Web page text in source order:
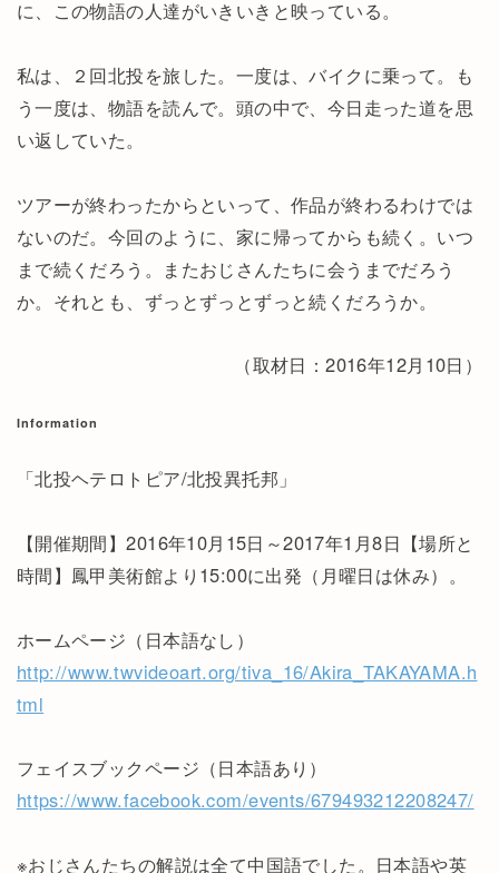
に、この物語の人達がいきいきと映っている。
私は、２回北投を旅した。一度は、バイクに乗って。も
う一度は、物語を読んで。頭の中で、今日走った道を思
い返していた。
ツアーが終わったからといって、作品が終わるわけでは
ないのだ。今回のように、家に帰ってからも続く。いつ
まで続くだろう。またおじさんたちに会うまでだろう
か。それとも、ずっとずっとずっと続くだろうか。
（取材日：2016年12月10日）
Information
「北投ヘテロトピア/北投異托邦」
【開催期間】2016年10月15日～2017年1月8日【場所と
時間】鳳甲美術館より15:00に出発（月曜日は休み）。
ホームページ（日本語なし）
http://www.twvideoart.org/tiva_16/Akira_TAKAYAMA.h
tml
フェイスブックページ（日本語あり）
https://www.facebook.com/events/679493212208247/
※おじさんたちの解説は全て中国語でした。日本語や英